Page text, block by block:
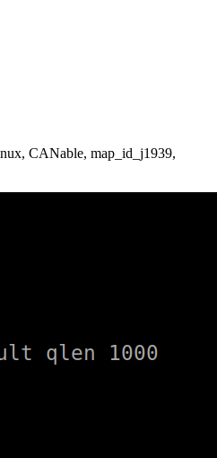
CANable, map_id_j1939,